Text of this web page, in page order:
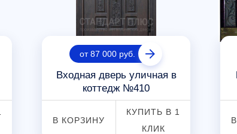
от 87 000 руб.
Входная дверь уличная в
коттедж №410
В КОРЗИНУ
КУПИТЬ В 1
КЛИК